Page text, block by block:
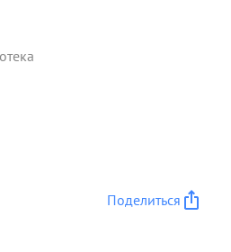
Поделиться